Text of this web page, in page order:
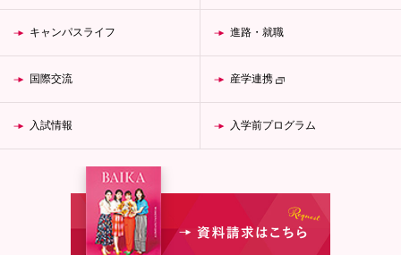
キャンパスライフ 進路・就職
国際交流 産学連携
入試情報 入学前プログラム